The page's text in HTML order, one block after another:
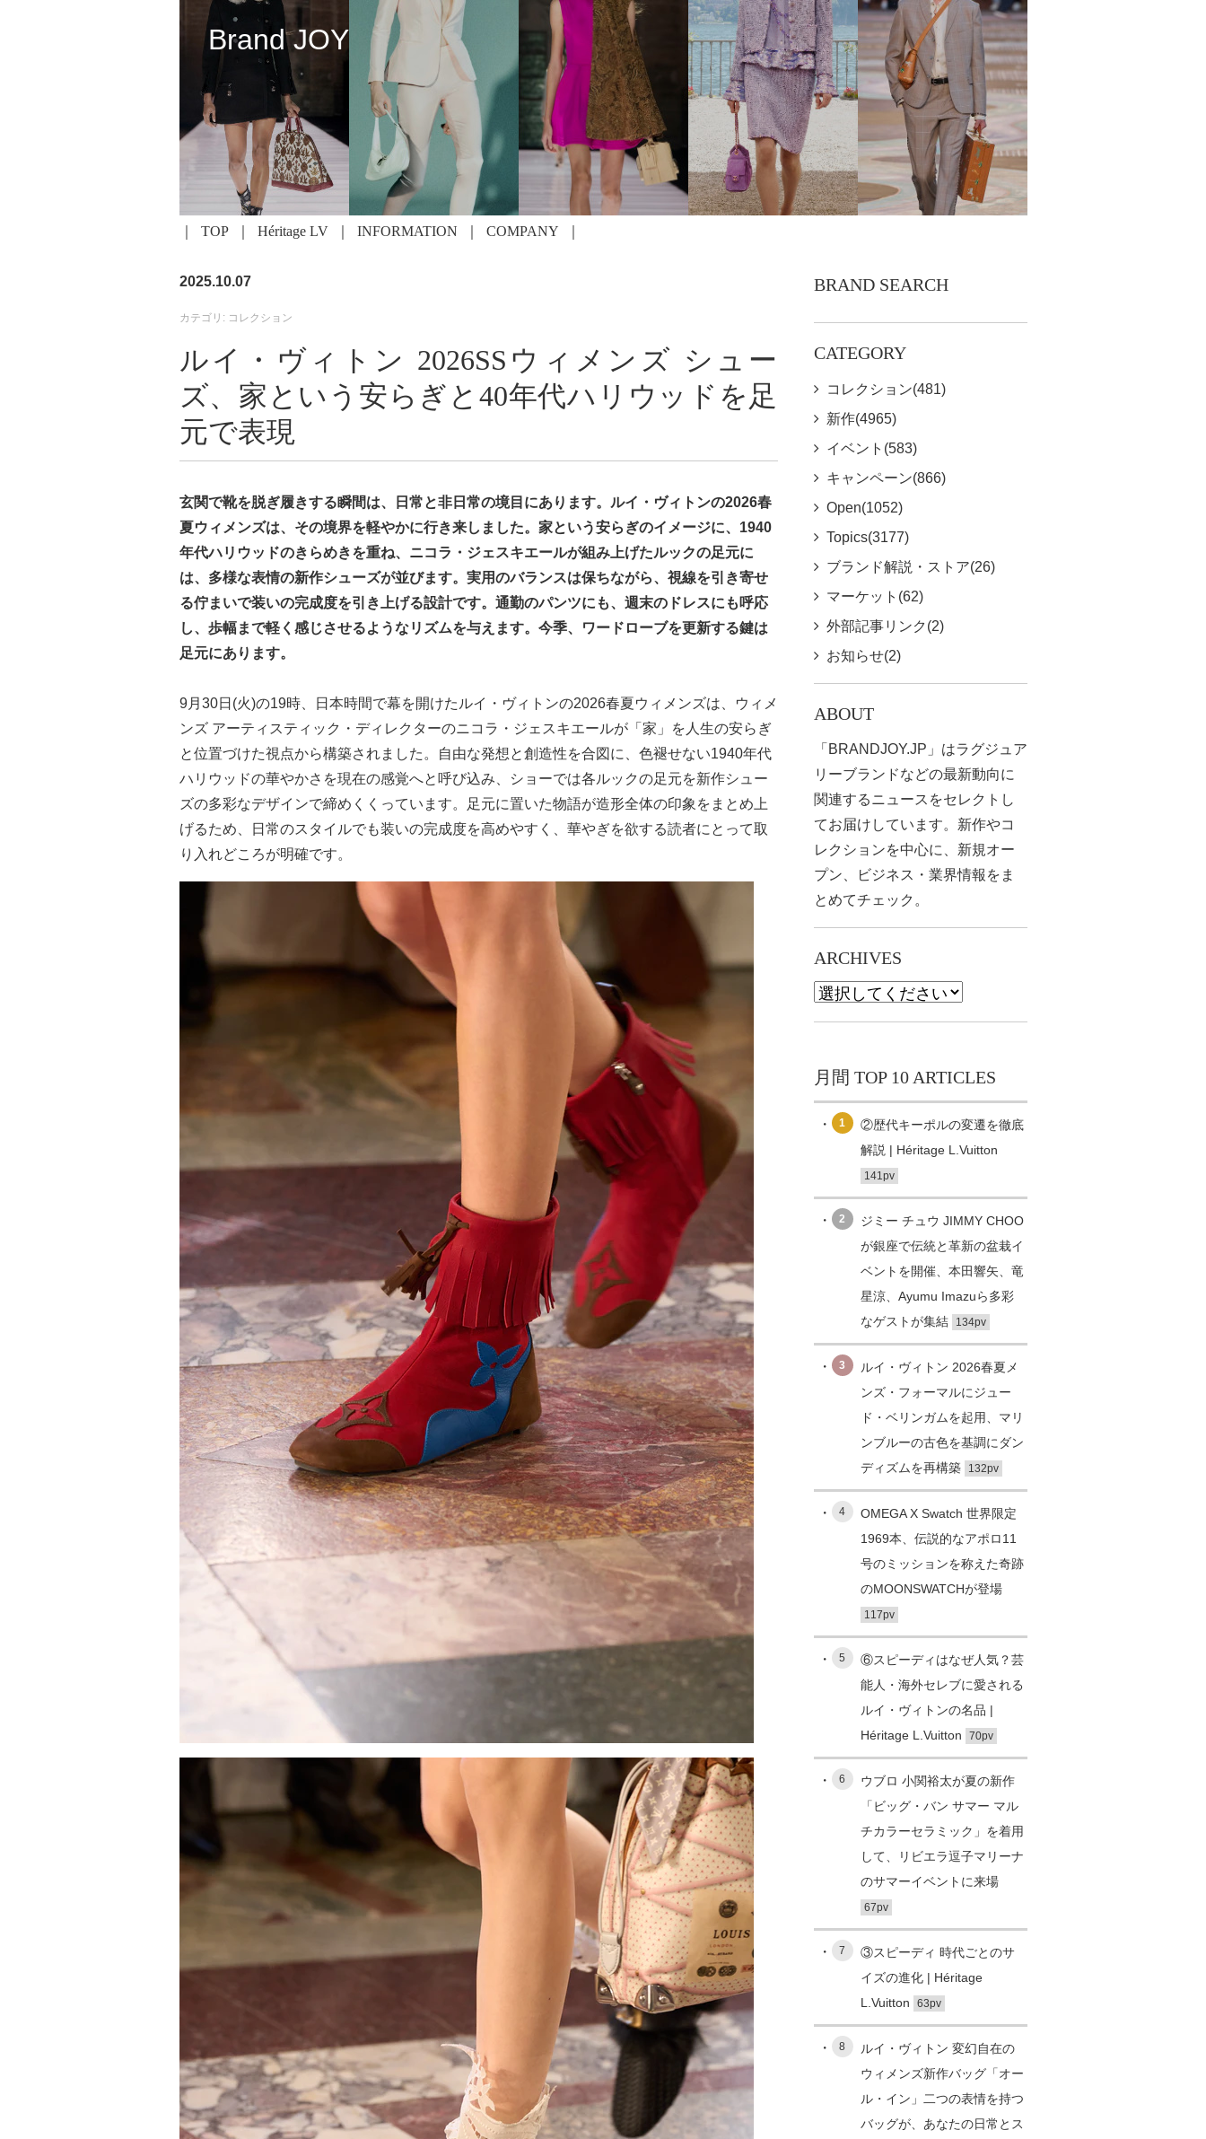
Brand JOY
TOP Héritage LV INFORMATION COMPANY
2025.10.07
カテゴリ: コレクション
ルイ・ヴィトン 2026SSウィメンズ シュー
ズ、家という安らぎと40年代ハリウッドを足
元で表現
玄関で靴を脱ぎ履きする瞬間は、日常と非日常の境目にあります。ルイ・ヴィトンの2026春
夏ウィメンズは、その境界を軽やかに行き来しました。家という安らぎのイメージに、1940
年代ハリウッドのきらめきを重ね、ニコラ・ジェスキエールが組み上げたルックの足元に
は、多様な表情の新作シューズが並びます。実用のバランスは保ちながら、視線を引き寄せ
る佇まいで装いの完成度を引き上げる設計です。通勤のパンツにも、週末のドレスにも呼応
し、歩幅まで軽く感じさせるようなリズムを与えます。今季、ワードローブを更新する鍵は
足元にあります。
9月30日(火)の19時、日本時間で幕を開けたルイ・ヴィトンの2026春夏ウィメンズは、ウィメ
ンズ アーティスティック・ディレクターのニコラ・ジェスキエールが「家」を人生の安らぎ
と位置づけた視点から構築されました。自由な発想と創造性を合図に、色褪せない1940年代
ハリウッドの華やかさを現在の感覚へと呼び込み、ショーでは各ルックの足元を新作シュー
ズの多彩なデザインで締めくくっています。足元に置いた物語が造形全体の印象をまとめ上
げるため、日常のスタイルでも装いの完成度を高めやすく、華やぎを欲する読者にとって取
り入れどころが明確です。
BRAND SEARCH
CATEGORY
コレクション(481)
新作(4965)
イベント(583)
キャンペーン(866)
Open(1052)
Topics(3177)
ブランド解説・ストア(26)
マーケット(62)
外部記事リンク(2)
お知らせ(2)
ABOUT
「BRANDJOY.JP」はラグジュア
リーブランドなどの最新動向に
関連するニュースをセレクトし
てお届けしています。新作やコ
レクションを中心に、新規オー
プン、ビジネス・業界情報をま
とめてチェック。
ARCHIVES
月間 TOP 10 ARTICLES
1
②歴代キーポルの変遷を徹底
解説 | Héritage L.Vuitton
141pv
2
ジミー チュウ JIMMY CHOO
が銀座で伝統と革新の盆栽イ
ベントを開催、本田響矢、竜
星涼、Ayumu Imazuら多彩
なゲストが集結
134pv
3
ルイ・ヴィトン 2026春夏メ
ンズ・フォーマルにジュー
ド・ベリンガムを起用、マリ
ンブルーの古色を基調にダン
ディズムを再構築
132pv
4
OMEGA X Swatch 世界限定
1969本、伝説的なアポロ11
号のミッションを称えた奇跡
のMOONSWATCHが登場
117pv
5
⑥スピーディはなぜ人気？芸
能人・海外セレブに愛される
ルイ・ヴィトンの名品 |
Héritage L.Vuitton
70pv
6
ウブロ 小関裕太が夏の新作
「ビッグ・バン サマー マル
チカラーセラミック」を着用
して、リビエラ逗子マリーナ
のサマーイベントに来場
67pv
7
③スピーディ 時代ごとのサ
イズの進化 | Héritage
L.Vuitton
63pv
8
ルイ・ヴィトン 変幻自在の
ウィメンズ新作バッグ「オー
ル・イン」二つの表情を持つ
バッグが、あなたの日常とス